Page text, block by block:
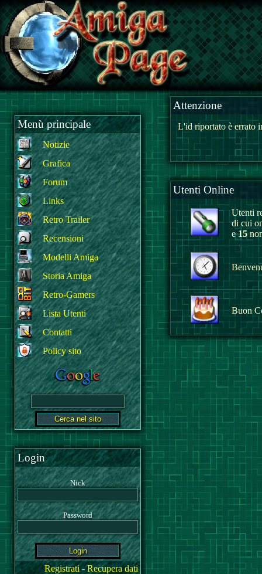
Menù principale
Notizie
Grafica
Forum
Links
Retro Trailer
Recensioni
Modelli Amiga
Storia Amiga
Retro-Gamers
Lista Utenti
Contatti
Policy sito
Login
Nick
Password
Registrati-Recupera dati
Attenzione
L'id riportato è errato
Utenti Online
Utenti
di cui
e15
Buon